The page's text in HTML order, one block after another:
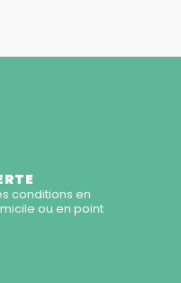
conditions en
ou en point